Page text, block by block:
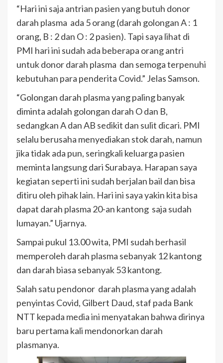
“Hari ini saja antrian pasien yang butuh donor
darah plasma ada 5 orang (darah golongan A : 1
orang, B : 2 dan O : 2 pasien). Tapi saya lihat di
PMI hari ini sudah ada beberapa orang antri
untuk donor darah plasma dan semoga terpenuhi
kebutuhan para penderita Covid.” Jelas Samson.
“Golongan darah plasma yang paling banyak
diminta adalah golongan darah O dan B,
sedangkan A dan AB sedikit dan sulit dicari. PMI
selalu berusaha menyediakan stok darah, namun
jika tidak ada pun, seringkali keluarga pasien
meminta langsung dari Surabaya. Harapan saya
kegiatan seperti ini sudah berjalan bail dan bisa
ditiru oleh pihak lain. Hari ini saya yakin kita bisa
dapat darah plasma 20-an kantong saja sudah
lumayan.” Ujarnya.
Sampai pukul 13.00 wita, PMI sudah berhasil
memperoleh darah plasma sebanyak 12 kantong
dan darah biasa sebanyak 53 kantong.
Salah satu pendonor darah plasma yang adalah
penyintas Covid, Gilbert Daud, staf pada Bank
NTT kepada media ini menyatakan bahwa dirinya
baru pertama kali mendonorkan darah
plasmanya.